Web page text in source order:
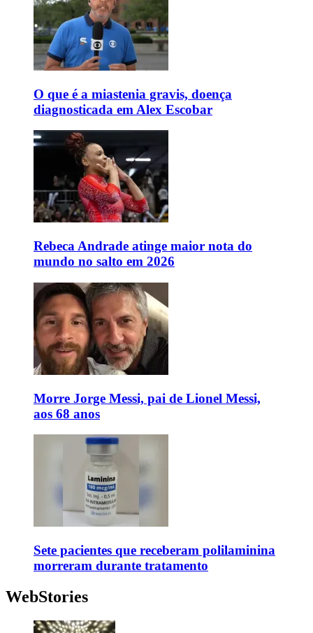
O que é a miastenia gravis, doença
diagnosticada em Alex Escobar
Rebeca Andrade atinge maior nota do
mundo no salto em 2026
Morre Jorge Messi, pai de Lionel Messi,
aos 68 anos
Sete pacientes que receberam polilaminina
morreram durante tratamento
WebStories